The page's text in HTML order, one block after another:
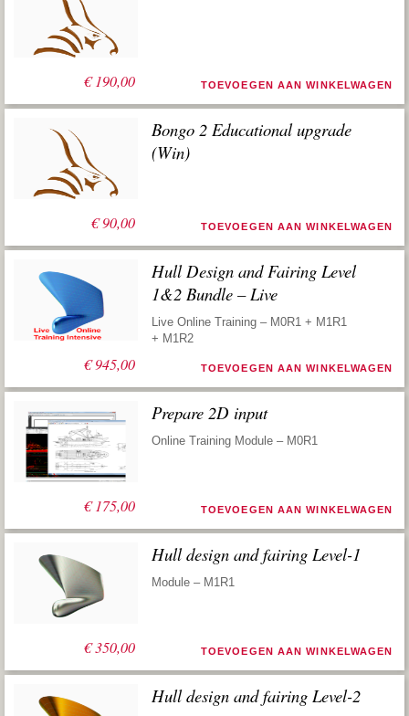
€190,00 TOEVOEGEN AAN WINKELWAGEN
€90,00
Bongo 2 Educational upgrade
(Win)
TOEVOEGEN AAN WINKELWAGEN
€945,00
Hull Design and Fairing Level
1&2 Bundle – Live
Live Online Training – M0R1 + M1R1
+ M1R2
TOEVOEGEN AAN WINKELWAGEN
€175,00
Prepare 2D input
Online Training Module – M0R1
TOEVOEGEN AAN WINKELWAGEN
€350,00
Hull design and fairing Level-1
Module – M1R1
TOEVOEGEN AAN WINKELWAGEN
Hull design and fairing Level-2